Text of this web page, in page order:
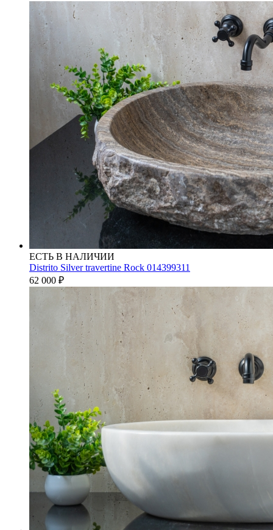
ЕСТЬ В НАЛИЧИИ
Distrito Silver travertine Rock 014399311
62 000 ₽